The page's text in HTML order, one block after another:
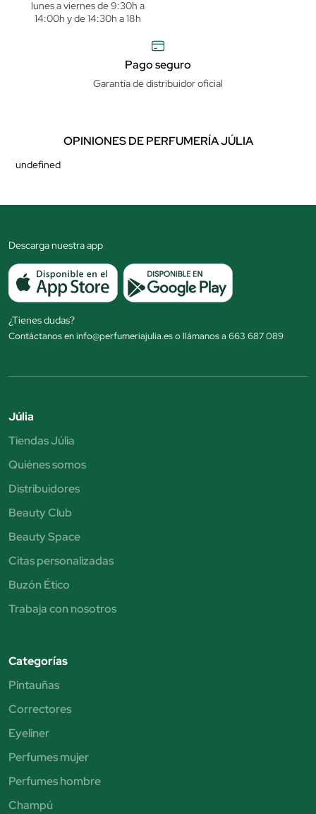
lunes a viernes de 9:30h a
14:00h y de 14:30h a 18h
Pago seguro
Garantía de distribuidor oficial
OPINIONES DE PERFUMERÍA JÚLIA
undefined
Descarga nuestra app
¿Tienes dudas?
Contáctanos en info@perfumeriajulia.es o llámanos a 663 687 089
Júlia
Tiendas Júlia
Quiénes somos
Distribuidores
Beauty Club
Beauty Space
Citas personalizadas
Buzón Ético
Trabaja con nosotros
Categorías
Pintauñas
Correctores
Eyeliner
Perfumes mujer
Perfumes hombre
Champú